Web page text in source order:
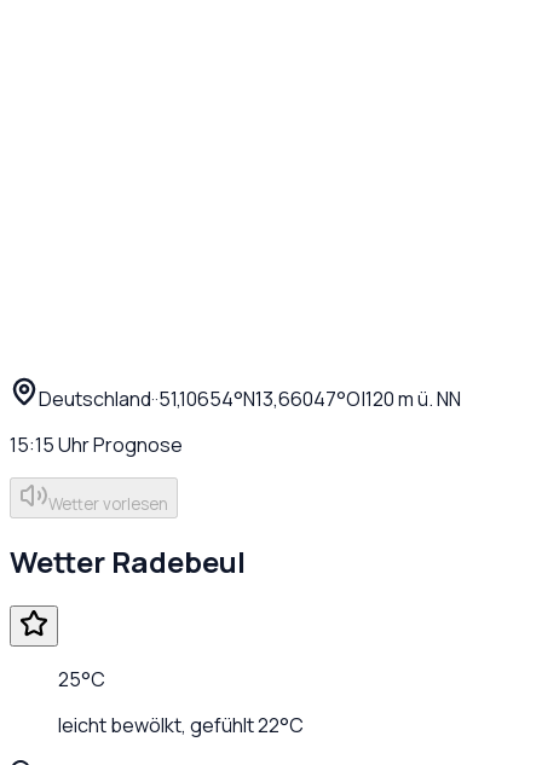
Deutschland··51,10654°N13,66047°O|120m ü. NN
15:15UhrPrognose
Wetter vorlesen
Wetter Radebeul
25°C
leicht bewölkt, gefühlt22°C